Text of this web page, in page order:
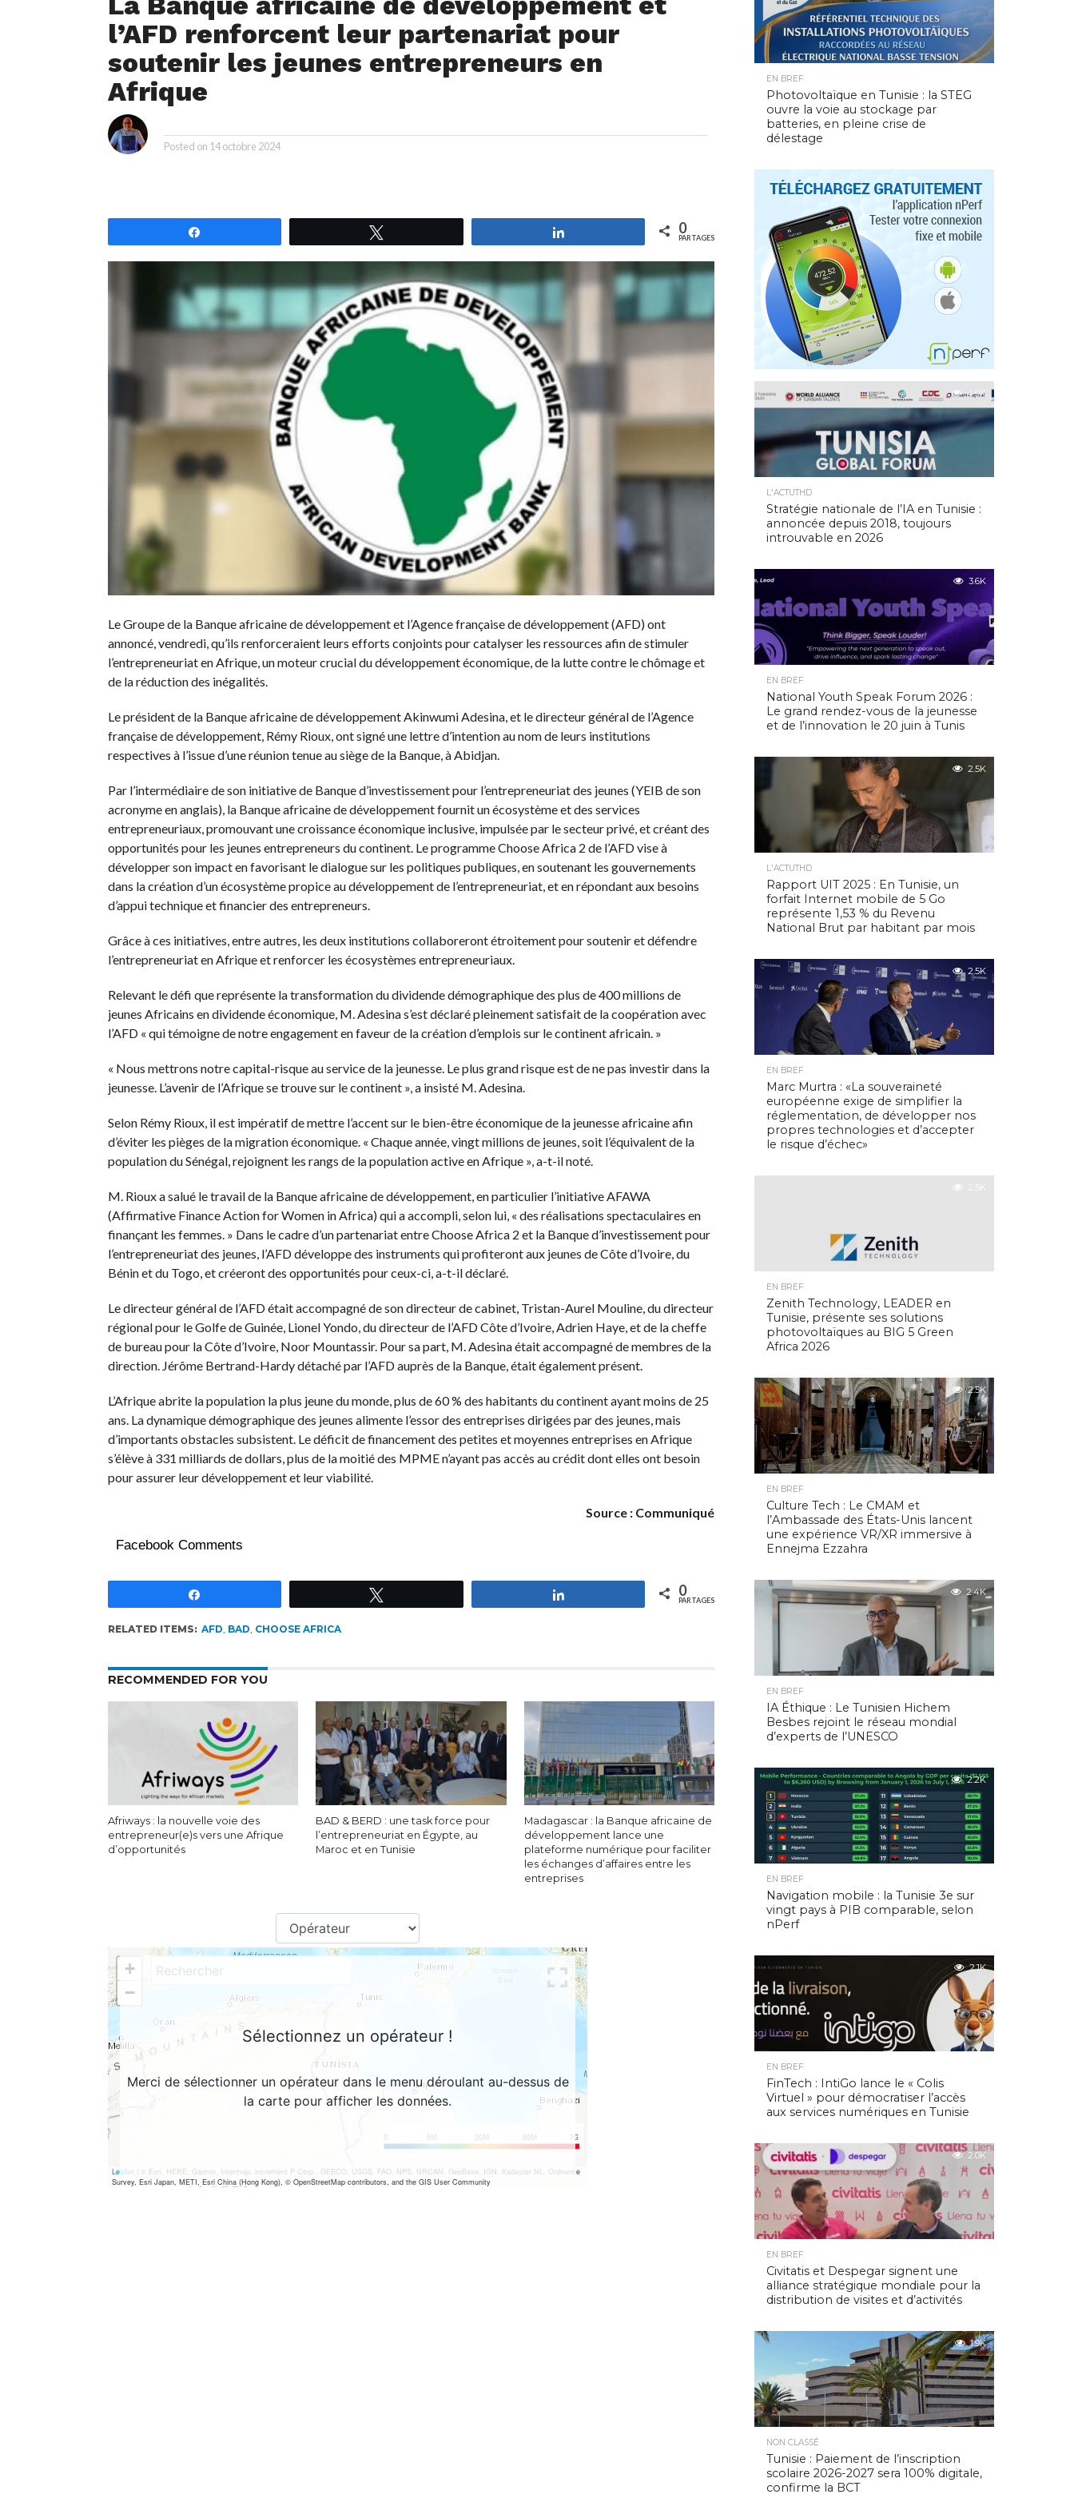
l’AFD renforcent leur partenariat pour
soutenir les jeunes entrepreneurs en
Afrique
Posted on 14 octobre 2024
0
PARTAGES
Le Groupe de la Banque africaine de développement et l’Agence française de développement (AFD) ont
annoncé, vendredi, qu’ils renforceraient leurs efforts conjoints pour catalyser les ressources afin de stimuler
l’entrepreneuriat en Afrique, un moteur crucial du développement économique, de la lutte contre le chômage et
de la réduction des inégalités.
Le président de la Banque africaine de développement Akinwumi Adesina, et le directeur général de l’Agence
française de développement, Rémy Rioux, ont signé une lettre d’intention au nom de leurs institutions
respectives à l’issue d’une réunion tenue au siège de la Banque, à Abidjan.
Par l’intermédiaire de son initiative de Banque d’investissement pour l’entrepreneuriat des jeunes (YEIB de son
acronyme en anglais), la Banque africaine de développement fournit un écosystème et des services
entrepreneuriaux, promouvant une croissance économique inclusive, impulsée par le secteur privé, et créant des
opportunités pour les jeunes entrepreneurs du continent. Le programme Choose Africa 2 de l’AFD vise à
développer son impact en favorisant le dialogue sur les politiques publiques, en soutenant les gouvernements
dans la création d’un écosystème propice au développement de l’entrepreneuriat, et en répondant aux besoins
d’appui technique et financier des entrepreneurs.
Grâce à ces initiatives, entre autres, les deux institutions collaboreront étroitement pour soutenir et défendre
l’entrepreneuriat en Afrique et renforcer les écosystèmes entrepreneuriaux.
Relevant le défi que représente la transformation du dividende démographique des plus de 400 millions de
jeunes Africains en dividende économique, M. Adesina s’est déclaré pleinement satisfait de la coopération avec
l’AFD « qui témoigne de notre engagement en faveur de la création d’emplois sur le continent africain. »
« Nous mettrons notre capital-risque au service de la jeunesse. Le plus grand risque est de ne pas investir dans la
jeunesse. L’avenir de l’Afrique se trouve sur le continent », a insisté M. Adesina.
Selon Rémy Rioux, il est impératif de mettre l’accent sur le bien-être économique de la jeunesse africaine afin
d’éviter les pièges de la migration économique. « Chaque année, vingt millions de jeunes, soit l’équivalent de la
population du Sénégal, rejoignent les rangs de la population active en Afrique », a-t-il noté.
M. Rioux a salué le travail de la Banque africaine de développement, en particulier l’initiative AFAWA
(Affirmative Finance Action for Women in Africa) qui a accompli, selon lui, « des réalisations spectaculaires en
finançant les femmes. » Dans le cadre d’un partenariat entre Choose Africa 2 et la Banque d’investissement pour
l’entrepreneuriat des jeunes, l’AFD développe des instruments qui profiteront aux jeunes de Côte d’Ivoire, du
Bénin et du Togo, et créeront des opportunités pour ceux-ci, a-t-il déclaré.
Le directeur général de l’AFD était accompagné de son directeur de cabinet, Tristan-Aurel Mouline, du directeur
régional pour le Golfe de Guinée, Lionel Yondo, du directeur de l’AFD Côte d’Ivoire, Adrien Haye, et de la cheffe
de bureau pour la Côte d’Ivoire, Noor Mountassir. Pour sa part, M. Adesina était accompagné de membres de la
direction. Jérôme Bertrand-Hardy détaché par l’AFD auprès de la Banque, était également présent.
L’Afrique abrite la population la plus jeune du monde, plus de 60 % des habitants du continent ayant moins de 25
ans. La dynamique démographique des jeunes alimente l’essor des entreprises dirigées par des jeunes, mais
d’importants obstacles subsistent. Le déficit de financement des petites et moyennes entreprises en Afrique
s’élève à 331 milliards de dollars, plus de la moitié des MPME n’ayant pas accès au crédit dont elles ont besoin
pour assurer leur développement et leur viabilité.
Source : Communiqué
Facebook Comments
0
PARTAGES
RELATED ITEMS: AFD BAD CHOOSE AFRICA
RECOMMENDED FOR YOU
Afriways : la nouvelle voie des
entrepreneur(e)s vers une Afrique
d’opportunités
BAD & BERD : une task force pour
l’entrepreneuriat en Égypte, au
Maroc et en Tunisie
Madagascar : la Banque africaine de
développement lance une
plateforme numérique pour faciliter
les échanges d’affaires entre les
entreprises
EN BREF
Photovoltaïque en Tunisie : la STEG
ouvre la voie au stockage par
batteries, en pleine crise de
délestage
4.9K
L'ACTUTHD
Stratégie nationale de l’IA en Tunisie :
annoncée depuis 2018, toujours
introuvable en 2026
3.6K
EN BREF
National Youth Speak Forum 2026 :
Le grand rendez-vous de la jeunesse
et de l’innovation le 20 juin à Tunis
2.5K
L'ACTUTHD
Rapport UIT 2025 : En Tunisie, un
forfait Internet mobile de 5 Go
représente 1,53 % du Revenu
National Brut par habitant par mois
2.5K
EN BREF
Marc Murtra : «La souveraineté
européenne exige de simplifier la
réglementation, de développer nos
propres technologies et d’accepter
le risque d’échec»
2.5K
EN BREF
Zenith Technology, LEADER en
Tunisie, présente ses solutions
photovoltaïques au BIG 5 Green
Africa 2026
2.5K
EN BREF
Culture Tech : Le CMAM et
l’Ambassade des États-Unis lancent
une expérience VR/XR immersive à
Ennejma Ezzahra
2.4K
EN BREF
IA Éthique : Le Tunisien Hichem
Besbes rejoint le réseau mondial
d’experts de l’UNESCO
2.2K
EN BREF
Navigation mobile : la Tunisie 3e sur
vingt pays à PIB comparable, selon
nPerf
2.1K
EN BREF
FinTech : IntiGo lance le « Colis
Virtuel » pour démocratiser l’accès
aux services numériques en Tunisie
2.0K
EN BREF
Civitatis et Despegar signent une
alliance stratégique mondiale pour la
distribution de visites et d’activités
1.9K
NON CLASSÉ
Tunisie : Paiement de l’inscription
scolaire 2026-2027 sera 100% digitale,
confirme la BCT